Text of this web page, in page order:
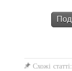
Схожі статті: